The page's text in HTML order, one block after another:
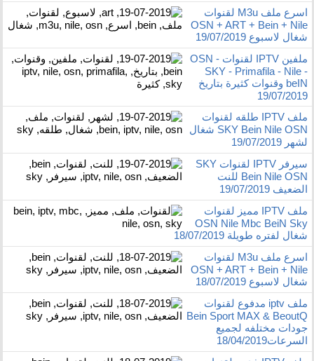
اسرع ملف M3u لقنوات
OSN + ART + Bein + Nile
شغال لاسبوع 19/07/2019
ملفين IPTV لقنوات OSN -
SKY - Primafila - Nile -
beIN وقنوات كثيرة بتاريخ
19/07/2019
ملف IPTV طلقه لقنوات
SKY Bein Nile OSN شغال
لشهر 19/07/2019
سيرفر IPTV لقنوات SKY
Bein Nile OSN للنت
الضعيف 19/07/2019
ملف IPTV مميز لقنوات
OSN Nile Mbc BeiN Sky
شغال لفتره طويلة 18/07/2019
اسرع ملف M3u لقنوات
OSN + ART + Bein + Nile
شغال لاسبوع 18/07/2019
ملف iptv مدفوع لقنوات
Bein Sport MAX & BeoutQ
جودات مختلفه لجميع
السرعات18/04/2019